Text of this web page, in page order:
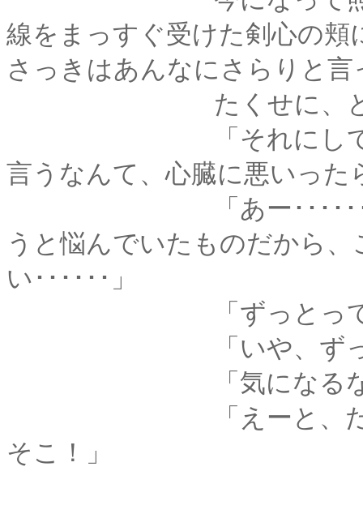
線をまっすぐ受けた剣心の
さっきはあんなにさらりと言
たくせに、と、薫は
「それにしても、あ
言うなんて、心臓に悪いった
「あー･･････すまな
うと悩んでいたものだから
い･･････」
「ずっとって、い
「いや、ずっとは･･
「気になるなぁ
「えーと、だから、
そこ！」